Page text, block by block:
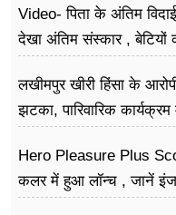
Video- पिता के अंतिम
देखा अंतिम संस्कार , बेटियों
लखीमपुर खीरी हिंसा के
झटका, पारिवारिक
Hero Pleasure Plus
कलर में हुआ लॉन्च , जानें